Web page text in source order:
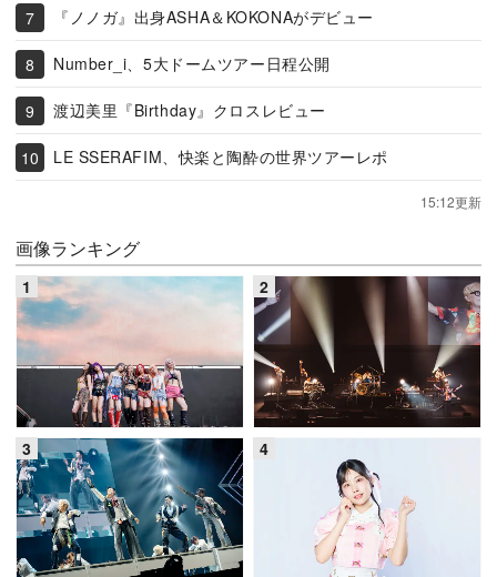
『ノノガ』出身ASHA＆KOKONAがデビュー
Number_i、5大ドームツアー日程公開
渡辺美里『Birthday』クロスレビュー
LE SSERAFIM、快楽と陶酔の世界ツアーレポ
15:12更新
画像ランキング